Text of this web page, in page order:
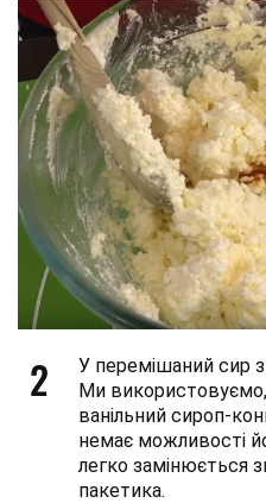
2
У перемішаний сир
Ми
ванільний сироп-
немає можливості
легко замінюється
пакетика.